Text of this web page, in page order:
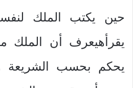
حين يكتب الملك
يقرأهيعرف أن الملك
يحكم بحسب الشريعة